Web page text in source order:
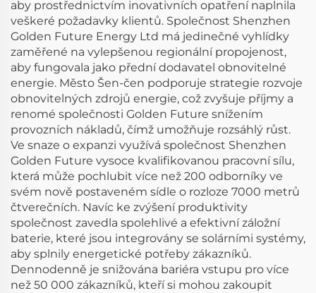
aby prostřednictvím inovativních opatření naplnila
veškeré požadavky klientů. Společnost Shenzhen
Golden Future Energy Ltd má jedinečné vyhlídky
zaměřené na vylepšenou regionální propojenost,
aby fungovala jako přední dodavatel obnovitelné
energie. Město Šen-čen podporuje strategie rozvoje
obnovitelných zdrojů energie, což zvyšuje příjmy a
renomé společnosti Golden Future snížením
provozních nákladů, čímž umožňuje rozsáhlý růst.
Ve snaze o expanzi využívá společnost Shenzhen
Golden Future vysoce kvalifikovanou pracovní sílu,
která může pochlubit více než 200 odborníky ve
svém nově postaveném sídle o rozloze 7000 metrů
čtverečních. Navíc ke zvýšení produktivity
společnost zavedla spolehlivé a efektivní záložní
baterie, které jsou integrovány se solárními systémy,
aby splnily energetické potřeby zákazníků.
Dennodenně je snižována bariéra vstupu pro více
než 50 000 zákazníků, kteří si mohou zakoupit